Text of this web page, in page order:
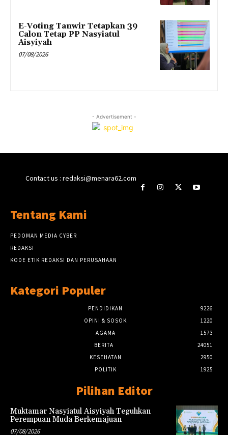
E-Voting Tanwir Tetapkan 39
Calon Tetap PP Nasyiatul
Aisyiyah
07/08/2026
- Advertisement -
Contact us : redaksi@menara62.com
Tentang Kami
PEDOMAN MEDIA CYBER
REDAKSI
KODE ETIK REDAKSI DAN PERUSAHAAN
Kategori Populer
PENDIDIKAN
9226
OPINI & SOSOK
1220
AGAMA
1573
BERITA
24051
KESEHATAN
2950
POLITIK
1925
Pilihan Editor
Muktamar Nasyiatul Aisyiyah Teguhkan
Perempuan Muda Berkemajuan
07/08/2026